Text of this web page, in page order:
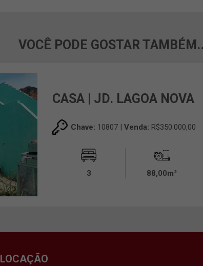
VOCÊ PODE GOSTAR
CASA | JD. LAGOA NOVA
Chave: 10807 |Venda: R$350.000,00
3 88,00m²
LOCAÇÃO